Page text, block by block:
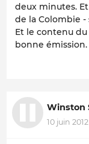
deux minutes.
de la Colombie
Et le contenu du
bonne émission.
Winston
10 juin